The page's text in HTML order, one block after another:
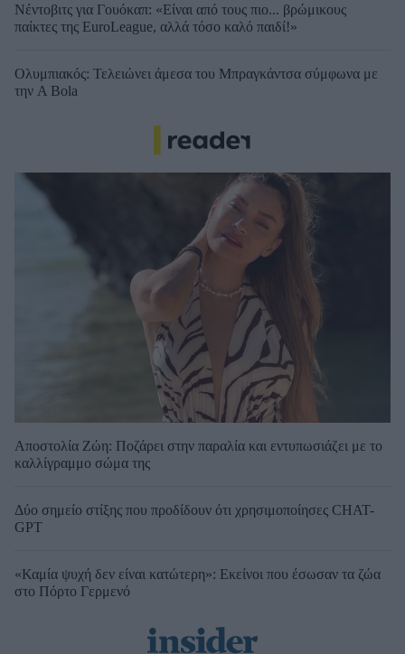
Νέντοβιτς για Γουόκαπ: «Είναι από τους πιο... βρώμικους
παίκτες της EuroLeague, αλλά τόσο καλό παιδί!»
Ολυμπιακός: Τελειώνει άμεσα του Μπραγκάντσα σύμφωνα με
την A Bola
Αποστολία Ζώη: Ποζάρει στην παραλία και εντυπωσιάζει με το
καλλίγραμμο σώμα της
Δύο σημείο στίξης που προδίδουν ότι χρησιμοποίησες CHAT-
GPT
«Καμία ψυχή δεν είναι κατώτερη»: Εκείνοι που έσωσαν τα ζώα
στο Πόρτο Γερμενό